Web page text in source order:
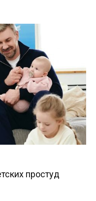
простуд